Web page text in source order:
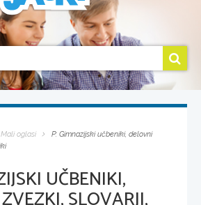
Mali oglasi
P: Gimnazijski učbeniki, delovni
UČBENIKI,